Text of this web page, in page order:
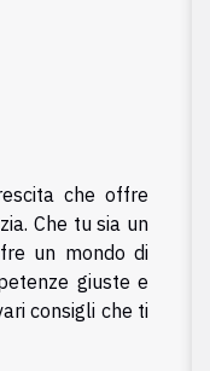
che offre
Che tu sia un
un mondo di
giuste e
consigli che ti